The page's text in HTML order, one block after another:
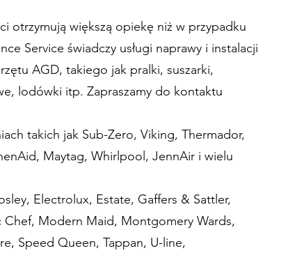
większą opiekę niż w przypadku
Service świadczy usługi naprawy i instalacji
AGD, takiego jak pralki, suszarki,
lodówki itp. Zapraszamy do kontaktu
takich jak Sub-Zero, Viking, Thermador,
Maytag, Whirlpool, JennAir i wielu
Electrolux, Estate, Gaffers & Sattler,
Modern Maid, Montgomery Wards,
Speed Queen, Tappan, U-line,